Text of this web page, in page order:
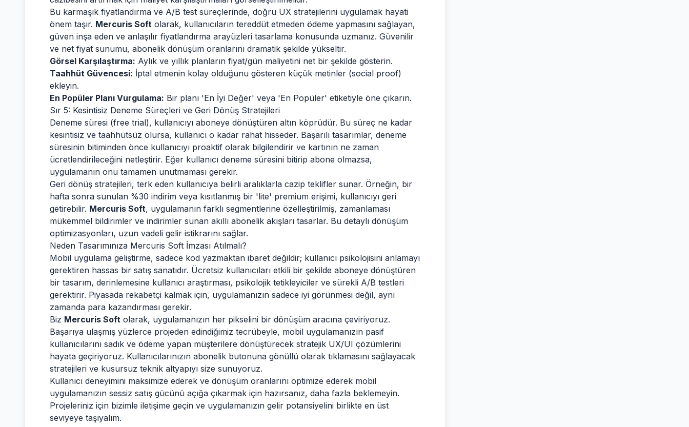
Bu karmaşık fiyatlandırma ve A/B test süreçlerinde, doğru UX stratejilerini uygulamak hayati
önem taşır. Mercuris Soft olarak, kullanıcıların tereddüt etmeden ödeme yapmasını sağlayan,
güven inşa eden ve anlaşılır fiyatlandırma arayüzleri tasarlama konusunda uzmanız. Güvenilir
ve net fiyat sunumu, abonelik dönüşüm oranlarını dramatik şekilde yükseltir.
Görsel Karşılaştırma: Aylık ve yıllık planların fiyat/gün maliyetini net bir şekilde gösterin.
Taahhüt Güvencesi: İptal etmenin kolay olduğunu gösteren küçük metinler (social proof)
ekleyin.
En Popüler Planı Vurgulama: Bir planı 'En İyi Değer' veya 'En Popüler' etiketiyle öne çıkarın.
Sır 5: Kesintisiz Deneme Süreçleri ve Geri Dönüş Stratejileri
Deneme süresi (free trial), kullanıcıyı aboneye dönüştüren altın köprüdür. Bu süreç ne kadar
kesintisiz ve taahhütsüz olursa, kullanıcı o kadar rahat hisseder. Başarılı tasarımlar, deneme
süresinin bitiminden önce kullanıcıyı proaktif olarak bilgilendirir ve kartının ne zaman
ücretlendirileceğini netleştirir. Eğer kullanıcı deneme süresini bitirip abone olmazsa,
uygulamanın onu tamamen unutmaması gerekir.
Geri dönüş stratejileri, terk eden kullanıcıya belirli aralıklarla cazip teklifler sunar. Örneğin, bir
hafta sonra sunulan %30 indirim veya kısıtlanmış bir 'lite' premium erişimi, kullanıcıyı geri
getirebilir. Mercuris Soft, uygulamanın farklı segmentlerine özelleştirilmiş, zamanlaması
mükemmel bildirimler ve indirimler sunan akıllı abonelik akışları tasarlar. Bu detaylı dönüşüm
optimizasyonları, uzun vadeli gelir istikrarını sağlar.
Neden Tasarımınıza Mercuris Soft İmzası Atılmalı?
Mobil uygulama geliştirme, sadece kod yazmaktan ibaret değildir; kullanıcı psikolojisini anlamayı
gerektiren hassas bir satış sanatıdır. Ücretsiz kullanıcıları etkili bir şekilde aboneye dönüştüren
bir tasarım, derinlemesine kullanıcı araştırması, psikolojik tetikleyiciler ve sürekli A/B testleri
gerektirir. Piyasada rekabetçi kalmak için, uygulamanızın sadece iyi görünmesi değil, aynı
zamanda para kazandırması gerekir.
Biz Mercuris Soft olarak, uygulamanızın her pikselini bir dönüşüm aracına çeviriyoruz.
Başarıya ulaşmış yüzlerce projeden edindiğimiz tecrübeyle, mobil uygulamanızın pasif
kullanıcılarını sadık ve ödeme yapan müşterilere dönüştürecek stratejik UX/UI çözümlerini
hayata geçiriyoruz. Kullanıcılarınızın abonelik butonuna gönüllü olarak tıklamasını sağlayacak
stratejileri ve kusursuz teknik altyapıyı size sunuyoruz.
Kullanıcı deneyimini maksimize ederek ve dönüşüm oranlarını optimize ederek mobil
uygulamanızın sessiz satış gücünü açığa çıkarmak için hazırsanız, daha fazla beklemeyin.
Projeleriniz için bizimle iletişime geçin ve uygulamanızın gelir potansiyelini birlikte en üst
seviyeye taşıyalım.